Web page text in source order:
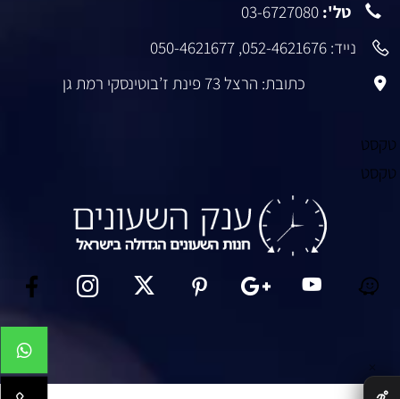
טל': 03-6727080
נייד: 052-4621676
,
050-4621677
כתובת: הרצל 73 פינת ז’בוטינסקי רמת גן
טקסט
טקסט